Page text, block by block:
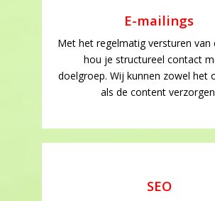
E-mailings
Met het regelmatig versturen van
hou je structureel contact
doelgroep. Wij kunnen zowel het
als de content
SEO